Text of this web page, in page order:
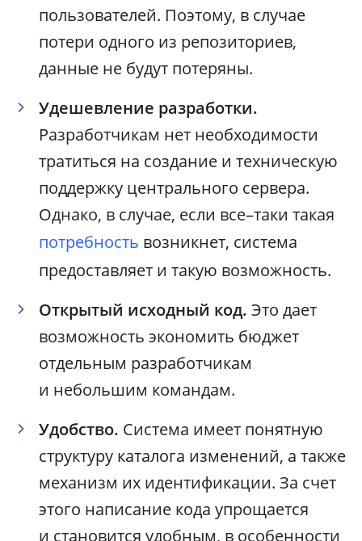
пользователей. Поэтому, в случае
потери одного из репозиториев,
данные не будут потеряны.
Удешевление разработки.
Разработчикам нет необходимости
тратиться на создание и техническую
поддержку центрального сервера.
Однако, в случае, если все–таки такая
потребность возникнет, система
предоставляет и такую возможность.
Открытый исходный код. Это дает
возможность экономить бюджет
отдельным разработчикам
и небольшим командам.
Удобство. Система имеет понятную
структуру каталога изменений, а также
механизм их идентификации. За счет
этого написание кода упрощается
и становится удобным, в особенности